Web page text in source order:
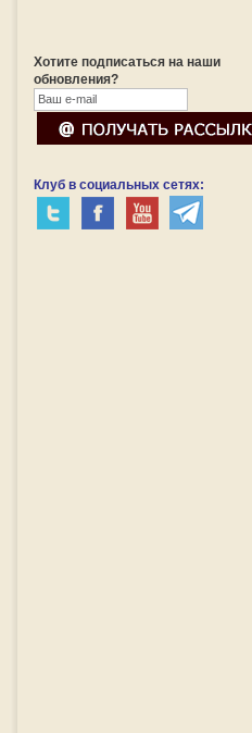
Хотите подписаться на наши
обновления?
Клуб в социальных сетях: